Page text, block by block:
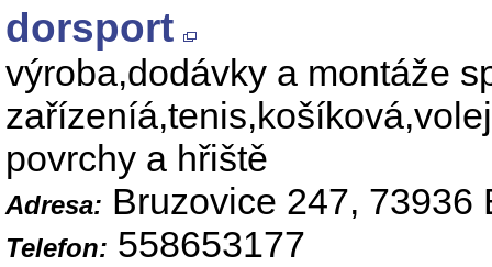
dorsport
výroba,dodávky a montáže
povrchy a hřiště
Adresa: Bruzovice 247, 73936
Telefon: 558653177